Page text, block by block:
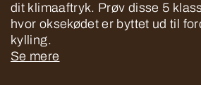
dit klimaaftryk. Prøv disse 5
hvor oksekødet er byttet ud til
kylling.
Se mere